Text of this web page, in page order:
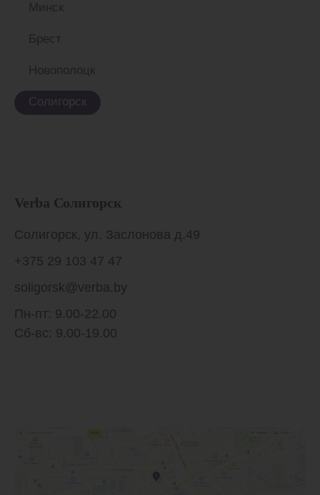
Минск
Брест
Новополоцк
Солигорск
Verba Солигорск
Солигорск, ул. Заслонова д.49
+375 29 103 47 47
soligorsk@verba.by
Пн-пт: 9.00-22.00
Сб-вс: 9.00-19.00